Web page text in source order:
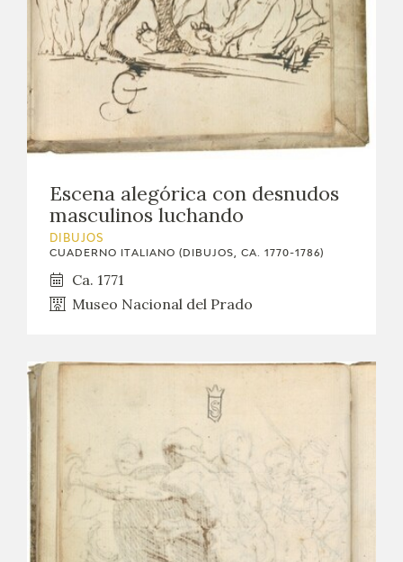
Escena alegórica con desnudos
masculinos luchando
DIBUJOS
CUADERNO ITALIANO (DIBUJOS, CA. 1770-1786)
Ca. 1771
Museo Nacional del Prado